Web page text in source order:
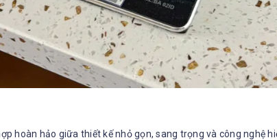
hoàn hảo giữa thiết kế nhỏ gọn, sang trọng và công nghệ